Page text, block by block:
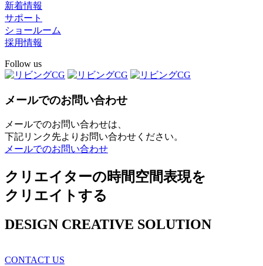
新着情報
サポート
ショールーム
採用情報
Follow us
メールでのお問い合わせ
メールでのお問い合わせは、
下記リンク先よりお問い合わせください。
メールでのお問い合わせ
クリエイターの時間空間表現を
クリエイトする
DESIGN CREATIVE SOLUTION
CONTACT US